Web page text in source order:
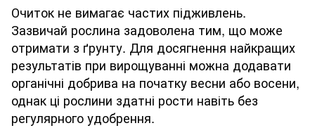
Очиток не вимагає частих підживлень.
Зазвичай рослина задоволена тим, що може
отримати з ґрунту. Для досягнення найкращих
результатів при вирощуванні можна додавати
органічні добрива на початку весни або восени,
однак ці рослини здатні рости навіть без
регулярного удобрення.